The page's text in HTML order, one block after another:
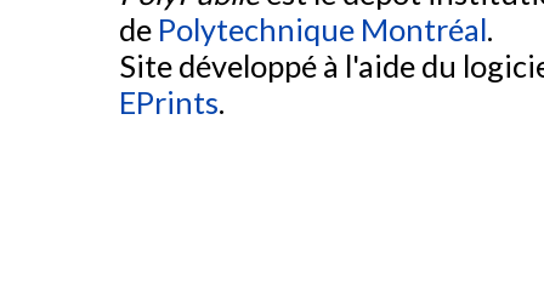
de Polytechnique Montréal.
Site développé à l'aide du
EPrints.